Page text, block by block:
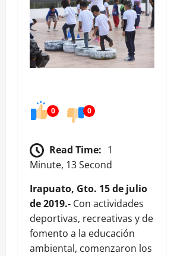
0 0
Read Time: 1
Minute, 13 Second
Irapuato, Gto. 15 de julio
de 2019.- Con actividades
deportivas, recreativas y de
fomento a la educación
ambiental, comenzaron los